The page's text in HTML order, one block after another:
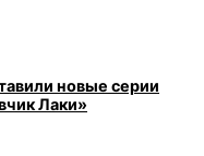
новые серии
Лаки»